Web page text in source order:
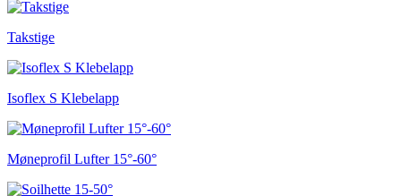
Takstige
Isoflex S Klebelapp
Møneprofil Lufter 15°-60°